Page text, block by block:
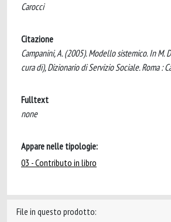
Carocci
Citazione
Campanini, A. (2005). Modello sistemico. In M.
cura di), Dizionario di Servizio Sociale. Roma :
Fulltext
none
Appare nelle tipologie:
03 - Contributo in libro
File in questo prodotto: